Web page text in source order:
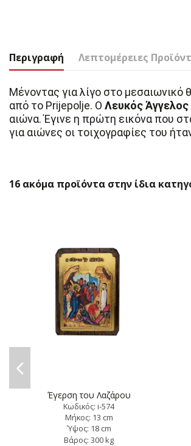
Περιγραφή Λεπτομέρειες
Μένοντας για λίγο στο μεσαιωνικό
από το Prijepolje. Ο Λευκός Άγγελος
αιώνα.Έγινε η πρώτη εικόνα που
για αιώνες οι τοιχογραφίες του
16 ακόμα προϊόντα στην ίδια
Έγερση του Λαζάρου
Κωδικός: i-574
Μήκος: 13 cm
Ύψος: 18 cm
Βάρος: 300 kg